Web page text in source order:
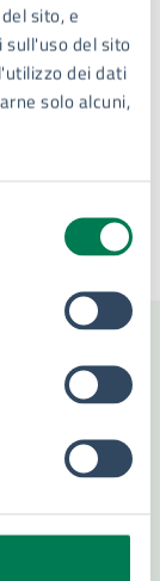
sito, e
del sito
dei dati
solo alcuni,